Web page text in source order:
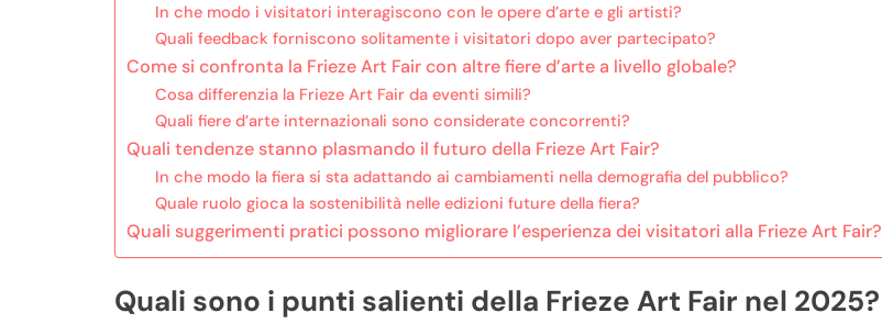
In che modo i visitatori interagiscono con le opere d’arte e gli artisti?
Quali feedback forniscono solitamente i visitatori dopo aver partecipato?
Come si confronta la Frieze Art Fair con altre fiere d’arte a livello globale?
Cosa differenzia la Frieze Art Fair da eventi simili?
Quali fiere d’arte internazionali sono considerate concorrenti?
Quali tendenze stanno plasmando il futuro della Frieze Art Fair?
In che modo la fiera si sta adattando ai cambiamenti nella demografia del pubblico?
Quale ruolo gioca la sostenibilità nelle edizioni future della fiera?
Quali suggerimenti pratici possono migliorare l’esperienza dei visitatori alla Frieze Art Fair?
Quali sono i punti salienti della Frieze Art Fair nel 2025?